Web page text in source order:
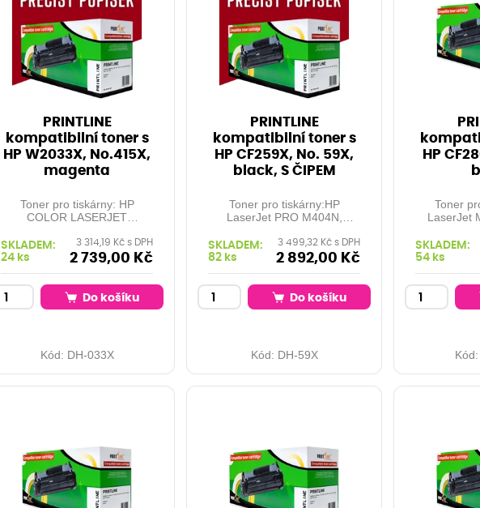
PRINTLINE
kompatibilní toner s
HP W2033X, No.415X,
magenta
Toner pro tiskárny: HP
COLOR LASERJET
COLOR LASERJET PRO
MFP M479 SERIES, MFP
kapacita: 6.000 stran při 5%
pokrytí Barva: magenta
SKLADEM:
24 ks
3 314,19 Kč s DPH
2 739,00 Kč
Do košíku
Kód: DH-033X
PRINTLINE
kompatibilní toner s
HP CF259X, No. 59X,
black, S ČIPEM
Toner pro tiskárny:HP
LaserJet PRO M404N,
M428DW, M428FDN,
M428FDW, LASERJET PRO
stran při 5% pokrytí Barva:
black
SKLADEM:
82 ks
3 499,32 Kč s DPH
2 892,00 Kč
Do košíku
Kód: DH-59X
HP
Toner
LaserJet
stran při
SKLADEM:
54 ks
Kód: